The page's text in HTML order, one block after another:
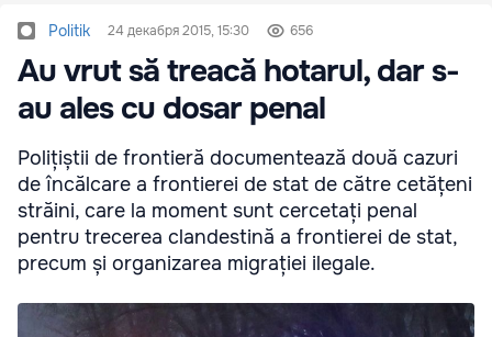
Politik 24 декабря 2015, 15:30 656
Au vrut să treacă hotarul, dar s-
au ales cu dosar penal
Polițiștii de frontieră documentează două cazuri
de încălcare a frontierei de stat de către cetățeni
străini, care la moment sunt cercetați penal
pentru trecerea clandestină a frontierei de stat,
precum și organizarea migrației ilegale.